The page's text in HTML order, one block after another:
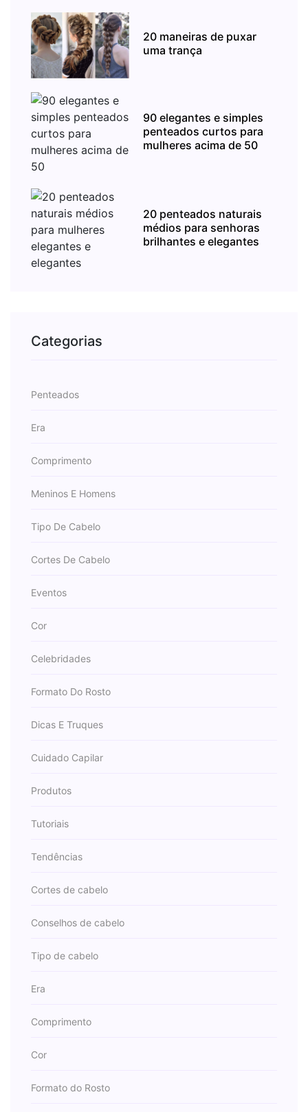
20 maneiras de puxar
uma trança
90 elegantes e simples
penteados curtos para
mulheres acima de 50
20 penteados naturais
médios para senhoras
brilhantes e elegantes
Categorias
Penteados
Era
Comprimento
Meninos E Homens
Tipo De Cabelo
Cortes De Cabelo
Eventos
Cor
Celebridades
Formato Do Rosto
Dicas E Truques
Cuidado Capilar
Produtos
Tutoriais
Tendências
Cortes de cabelo
Conselhos de cabelo
Tipo de cabelo
Era
Comprimento
Cor
Formato do Rosto